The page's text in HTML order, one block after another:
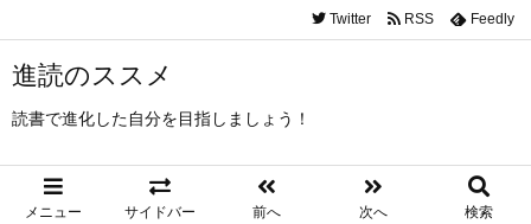
進読のススメ
読書で進化した自分を目指しましょう！
メニュー サイドバー 前へ 次へ 検索
Twitter RSS Feedly